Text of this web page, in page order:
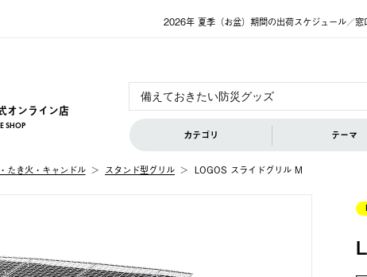
2026年 夏季（お盆）期間の出荷スケジュール／窓
オンライン店
SHOP
カテゴリ テーマ
たき火・キャンドル スタンド型グリル LOGOS スライドグリル M